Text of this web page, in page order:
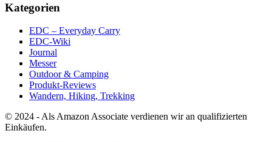
Kategorien
EDC – Everyday Carry
EDC-Wiki
Journal
Messer
Outdoor & Camping
Produkt-Reviews
Wandern, Hiking, Trekking
© 2024 - Als Amazon Associate verdienen wir an qualifizierten
Einkäufen.